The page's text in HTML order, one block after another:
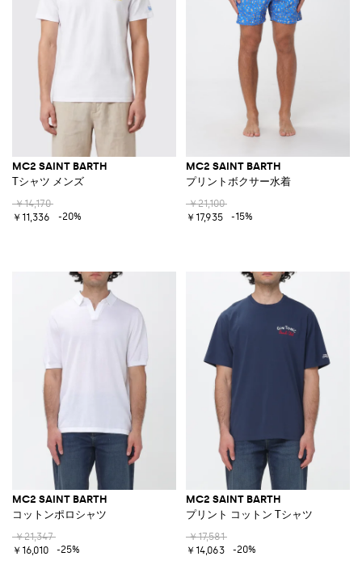
MC2 SAINT BARTH
Tシャツ メンズ
￥14,170
￥11,336
-20%
MC2 SAINT BARTH
プリントボクサー水着
￥21,100
￥17,935
-15%
MC2 SAINT BARTH
コットンポロシャツ
￥21,347
￥16,010
-25%
MC2 SAINT BARTH
プリント コットン Tシャツ
￥17,581
￥14,063
-20%